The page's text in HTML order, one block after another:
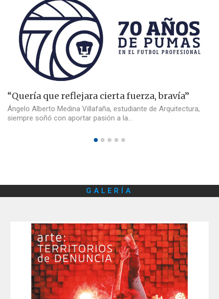
“Quería que reflejara cierta fuerza, bravía”
Ángelo Alberto Medina Villafaña, estudiante de Arquitectura,
siempre soñó con aportar pasión a la…
GALERÍA